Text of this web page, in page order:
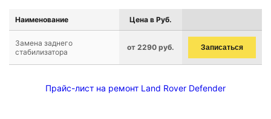
Наименование Цена в Руб.
Замена заднего
стабилизатора
от 2290 руб. Записаться
Прайс-лист на ремонт Land Rover Defender